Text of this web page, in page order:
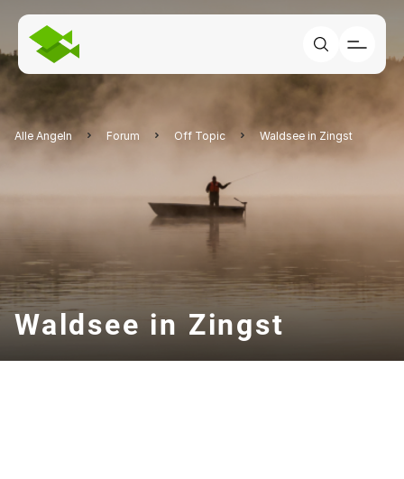
Alle Angeln Forum Off Topic Waldsee in Zingst
Waldsee in Zingst